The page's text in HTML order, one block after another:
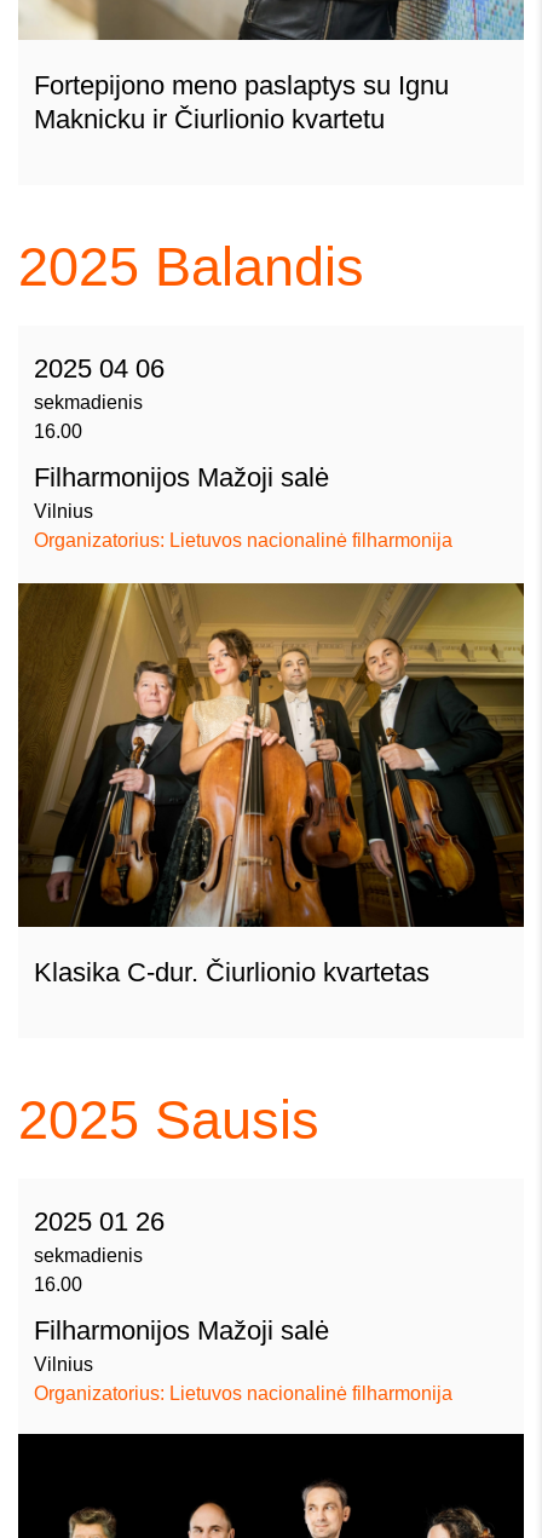
Fortepijono meno paslaptys su Ignu
Maknicku ir Čiurlionio kvartetu
2025 Balandis
2025 04 06
sekmadienis
16.00
Filharmonijos Mažoji salė
Vilnius
Organizatorius: Lietuvos nacionalinė filharmonija
Klasika C-dur. Čiurlionio kvartetas
2025 Sausis
2025 01 26
sekmadienis
16.00
Filharmonijos Mažoji salė
Vilnius
Organizatorius: Lietuvos nacionalinė filharmonija